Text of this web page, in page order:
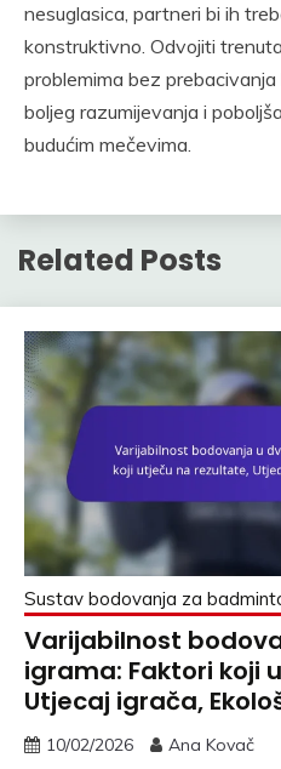
nesuglasica, partneri bi ih
konstruktivno. Odvojiti
problemima bez
boljeg razumijevanja i
budućim mečevima.
Related Posts
Sustav bodovanja za
Varijabilnost
igrama: Faktori koji
Utjecaj igrača,
10/02/2026 Ana Kovač